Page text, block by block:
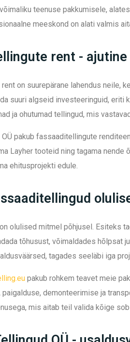
teenuse pakkumisele,
meeskond on alati valmis
rent -
on suurepärane lahendus neile,
suuri algseid investeeringuid, eriti
ja ohutumad tellingud, mis
pakub fassaaditellingute
Layher tooteid ning tagama nende
ehitusprojekti edule.
olulised mitmel põhjusel. Esiteks
tõhusust, võimaldades hõlpsat
tagades seeläbi iga
pakub rohkem teavet meie
demonteerimise ja
mis aitab teil valida kõige